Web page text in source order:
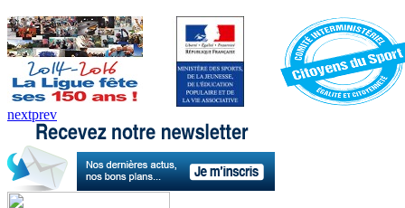
nextprev